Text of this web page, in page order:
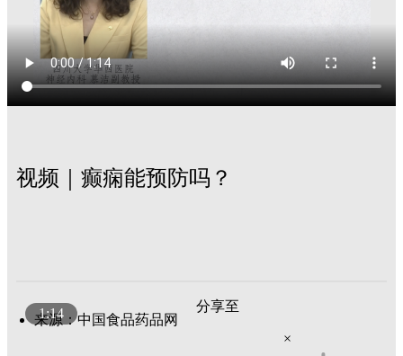
视频｜癫痫能预防吗？
来源：中国食品药品网
分享至
×
1:14